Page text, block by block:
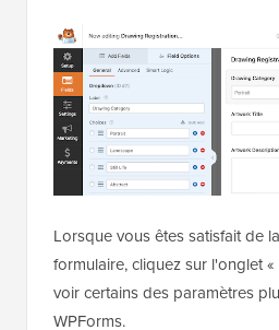
Lorsque vous êtes satisfait de
formulaire, cliquez sur l'onglet
voir certains des paramètres
WPForms.